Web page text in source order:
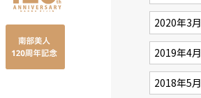
2020年3月
2019年4月
2018年5月